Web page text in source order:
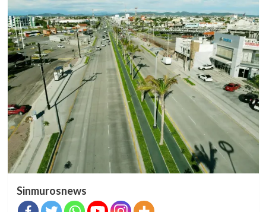
Sinmurosnews